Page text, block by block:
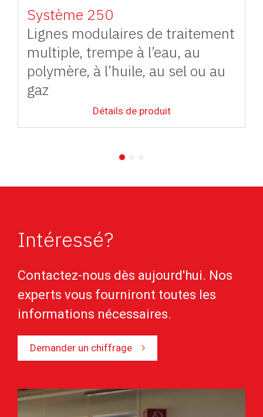
Système 250
Lignes modulaires de traitement
multiple, trempe à l’eau, au
polymère, à l’huile, au sel ou au
gaz
Détails de produit
Intéressé?
Contactez-nous dès aujourd'hui. Nos
experts vous fourniront toutes les
informations nécessaires.
Demander un chiffrage